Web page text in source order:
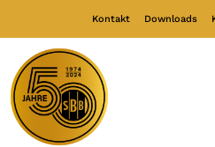
Kontakt Downloads